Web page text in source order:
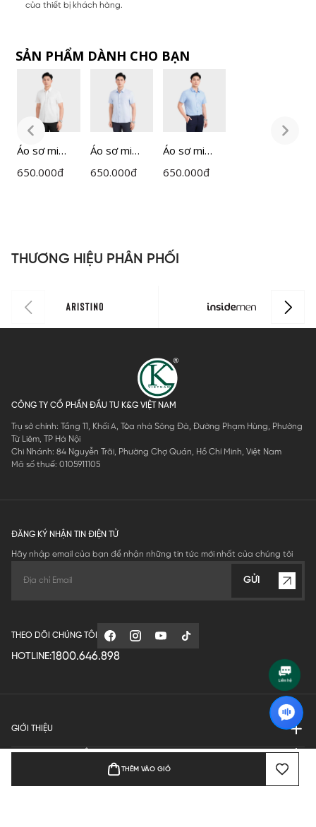
THÊM VÀO GIỎ
của thiết bị khách hàng.
SẢN PHẨM DÀNH CHO BẠN
Áo sơ mi
ngắn tay
0
650.000đ
Áo sơ mi
ngắn tay
0
650.000đ
Áo sơ mi
ngắn tay
0
650.000đ
THƯƠNG HIỆU PHÂN PHỐI
CÔNG TY CỔ PHẦN ĐẦU TƯ K&G VIỆT NAM
Trụ sở chính: Tầng 11, Khối A, Tòa nhà Sông Đà, Đường Phạm Hùng, Phường
Từ Liêm, TP Hà Nội
Chi Nhánh: 84 Nguyễn Trãi, Phường Chợ Quán, Hồ Chí Minh, Việt Nam
Mã số thuế: 0105911105
ĐĂNG KÝ NHẬN TIN ĐIỆN TỬ
Hãy nhập email của bạn để nhận những tin tức mới nhất của chúng tôi
GỬI
THEO DÕI CHÚNG TÔI
HOTLINE:1800.646.898
GIỚI THIỆU
QUY ĐỊNH HOẠT ĐỘNG